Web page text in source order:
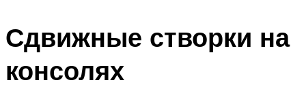
Сдвижные створки на
консолях